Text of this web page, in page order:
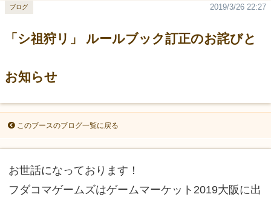
「シ祖狩リ」 ルールブック訂正のお詫びと
お知らせ
2019/3/26 22:27
ブログ
このブースのブログ一覧に戻る
お世話になっております！
フダコマゲームズはゲームマーケット2019大阪に出